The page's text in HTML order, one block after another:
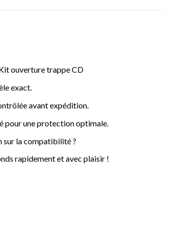
ouverture trappe CD
exact.
avant expédition.
pour une protection optimale.
sur la compatibilité ?
rapidement et avec plaisir !